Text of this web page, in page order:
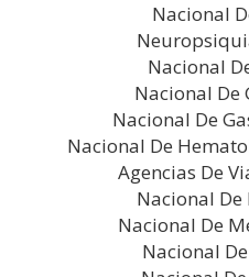
Nacional
Nacional
Nacional De
Nacional De
Nacional De
Agencias De
Nacional De
Nacional De
Nacional